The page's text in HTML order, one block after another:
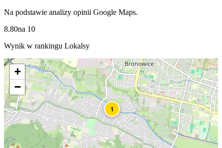
Na podstawie analizy opinii Google Maps.
8.80na 10
Wynik w rankingu Lokalsy
1
+
−